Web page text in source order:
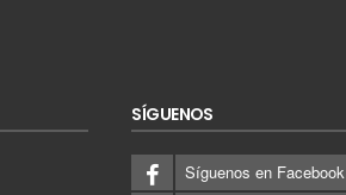
SÍGUENOS
Síguenos en Facebook